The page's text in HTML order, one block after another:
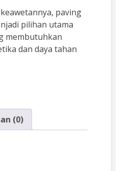
paving
pilihan utama
membutuhkan
dan daya tahan
(0)